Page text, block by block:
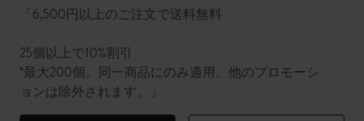
「6,500円以上のご注文で送料無料
25個以上で10%割引
*最大200個。同一商品にのみ適用。他のプロモーシ
ョンは除外されます。」